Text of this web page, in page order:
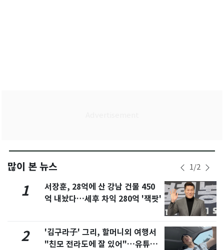
많이 본 뉴스 1/2
1
서장훈, 28억에 산 강남 건물 450
억 내놨다…세후 차익 280억 '잭팟'
2
'김구라子' 그리, 할머니외 여행서
"친모 전라도에 잘 있어"…유튜브